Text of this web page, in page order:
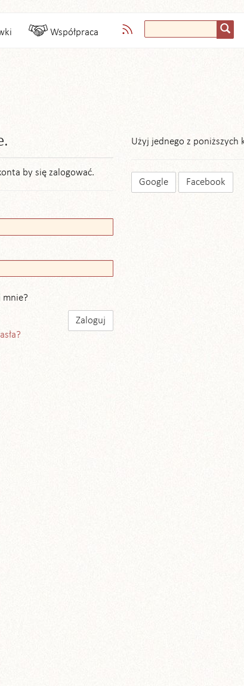
Współpraca
by się zalogować.
mnie?
Użyj jednego z poniższych
Google Facebook